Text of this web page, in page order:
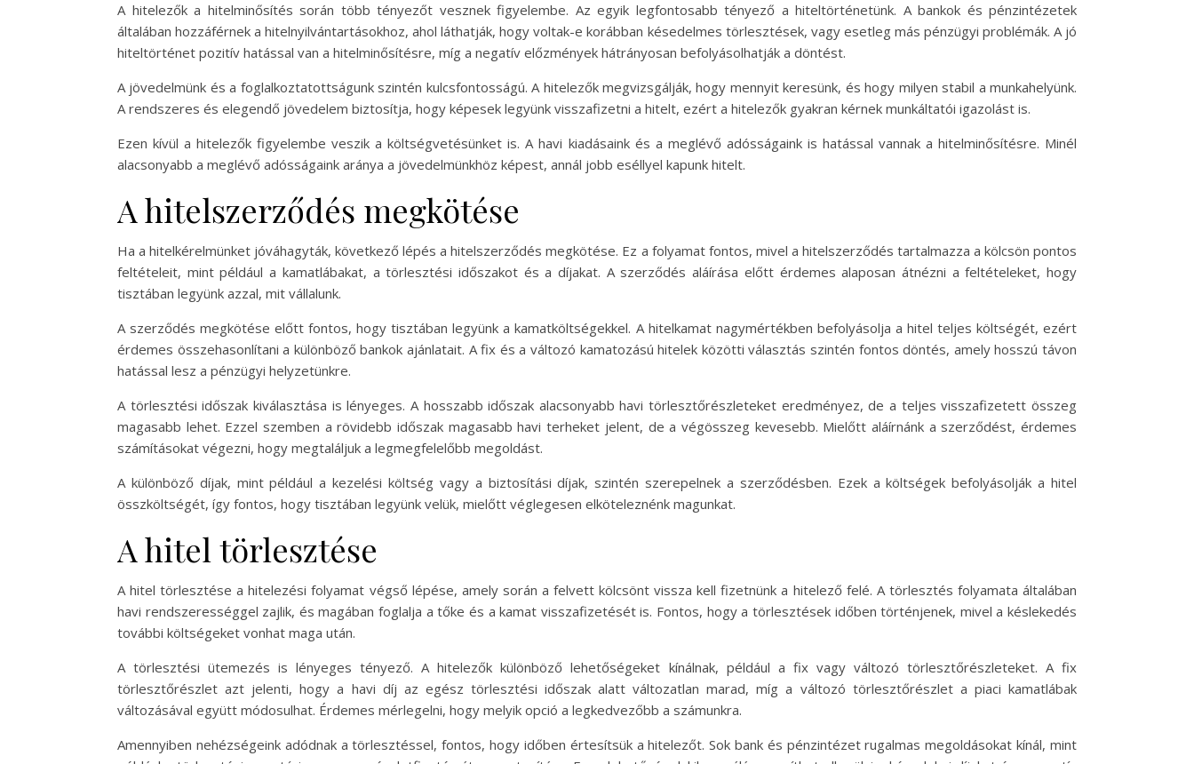
A hitelezők a hitelminősítés során több tényezőt vesznek figyelembe. Az egyik legfontosabb tényező a hiteltörténetünk. A bankok és pénzintézetek
általában hozzáférnek a hitelnyilvántartásokhoz, ahol láthatják, hogy voltak-e korábban késedelmes törlesztések, vagy esetleg más pénzügyi problémák. A jó
hiteltörténet pozitív hatással van a hitelminősítésre, míg a negatív előzmények hátrányosan befolyásolhatják a döntést.
A jövedelmünk és a foglalkoztatottságunk szintén kulcsfontosságú. A hitelezők megvizsgálják, hogy mennyit keresünk, és hogy milyen stabil a munkahelyünk.
A rendszeres és elegendő jövedelem biztosítja, hogy képesek legyünk visszafizetni a hitelt, ezért a hitelezők gyakran kérnek munkáltatói igazolást is.
Ezen kívül a hitelezők figyelembe veszik a költségvetésünket is. A havi kiadásaink és a meglévő adósságaink is hatással vannak a hitelminősítésre. Minél
alacsonyabb a meglévő adósságaink aránya a jövedelmünkhöz képest, annál jobb eséllyel kapunk hitelt.
A hitelszerződés megkötése
Ha a hitelkérelmünket jóváhagyták, következő lépés a hitelszerződés megkötése. Ez a folyamat fontos, mivel a hitelszerződés tartalmazza a kölcsön pontos
feltételeit, mint például a kamatlábakat, a törlesztési időszakot és a díjakat. A szerződés aláírása előtt érdemes alaposan átnézni a feltételeket, hogy
tisztában legyünk azzal, mit vállalunk.
A szerződés megkötése előtt fontos, hogy tisztában legyünk a kamatköltségekkel. A hitelkamat nagymértékben befolyásolja a hitel teljes költségét, ezért
érdemes összehasonlítani a különböző bankok ajánlatait. A fix és a változó kamatozású hitelek közötti választás szintén fontos döntés, amely hosszú távon
hatással lesz a pénzügyi helyzetünkre.
A törlesztési időszak kiválasztása is lényeges. A hosszabb időszak alacsonyabb havi törlesztőrészleteket eredményez, de a teljes visszafizetett összeg
magasabb lehet. Ezzel szemben a rövidebb időszak magasabb havi terheket jelent, de a végösszeg kevesebb. Mielőtt aláírnánk a szerződést, érdemes
számításokat végezni, hogy megtaláljuk a legmegfelelőbb megoldást.
A különböző díjak, mint például a kezelési költség vagy a biztosítási díjak, szintén szerepelnek a szerződésben. Ezek a költségek befolyásolják a hitel
összköltségét, így fontos, hogy tisztában legyünk velük, mielőtt véglegesen elköteleznénk magunkat.
A hitel törlesztése
A hitel törlesztése a hitelezési folyamat végső lépése, amely során a felvett kölcsönt vissza kell fizetnünk a hitelező felé. A törlesztés folyamata általában
havi rendszerességgel zajlik, és magában foglalja a tőke és a kamat visszafizetését is. Fontos, hogy a törlesztések időben történjenek, mivel a késlekedés
további költségeket vonhat maga után.
A törlesztési ütemezés is lényeges tényező. A hitelezők különböző lehetőségeket kínálnak, például a fix vagy változó törlesztőrészleteket. A fix
törlesztőrészlet azt jelenti, hogy a havi díj az egész törlesztési időszak alatt változatlan marad, míg a változó törlesztőrészlet a piaci kamatlábak
változásával együtt módosulhat. Érdemes mérlegelni, hogy melyik opció a legkedvezőbb a számunkra.
Amennyiben nehézségeink adódnak a törlesztéssel, fontos, hogy időben értesítsük a hitelezőt. Sok bank és pénzintézet rugalmas megoldásokat kínál, mint